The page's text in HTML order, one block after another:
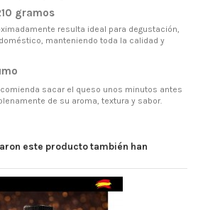
gramos
resulta ideal para degustación,
manteniendo toda la calidad y
sacar el queso unos minutos antes
de su aroma, textura y sabor.
este producto también han